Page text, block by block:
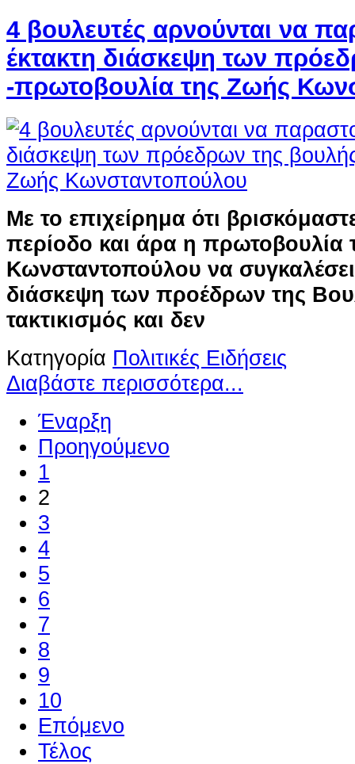
4 βουλευτές αρνούνται να
έκτακτη διάσκεψη των
-πρωτοβουλία της Ζωής
Με το επιχείρημα ότι
περίοδο και άρα η πρωτοβουλία
Κωνσταντοπούλου να
διάσκεψη των προέδρων της
τακτικισμός και δεν
Κατηγορία Πολιτικές Ειδήσεις
Διαβάστε περισσότερα...
Έναρξη
Προηγούμενο
1
2
3
4
5
6
7
8
9
10
Επόμενο
Τέλος